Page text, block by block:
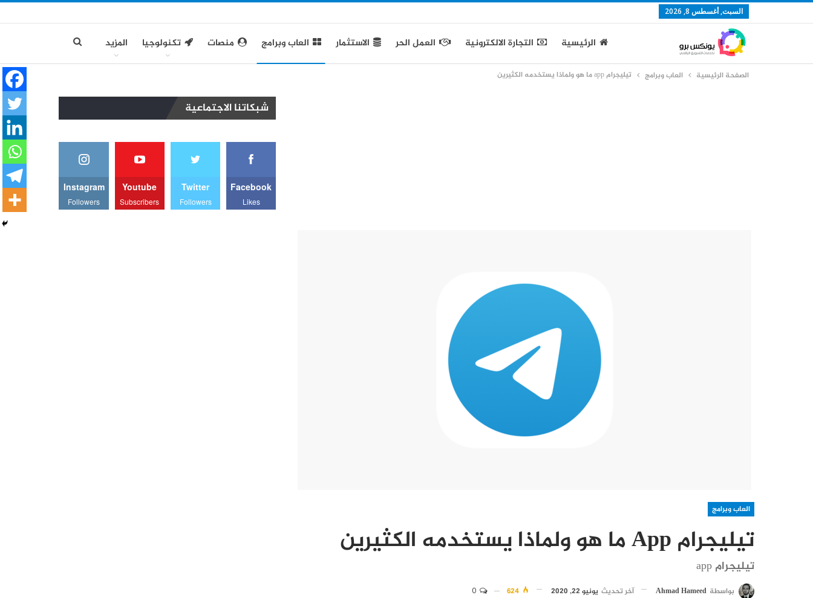
السبت, أغسطس 8, 2026
الرئيسية التجارة الالكترونية العمل الحر الاستثمار العاب وبرامج منصات تكنولوجيا المزيد
الصفحة الرئيسية العاب وبرامج تيليجرام app ما هو ولماذا يستخدمه الكثيرين
العاب وبرامج
تيليجرام App ما هو ولماذا يستخدمه الكثيرين
تيليجرام app
بواسطة Ahmad Hameed آخر تحديث يونيو 22, 2020
شبكاتنا الاجتماعية
Facebook
Likes
Twitter
Followers
Youtube
Subscribers
Instagram
Followers